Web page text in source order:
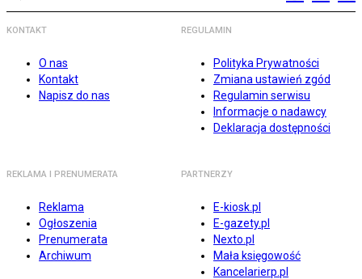
KONTAKT
O nas
Kontakt
Napisz do nas
REGULAMIN
Polityka Prywatności
Zmiana ustawień zgód
Regulamin serwisu
Informacje o nadawcy
Deklaracja dostępności
REKLAMA I PRENUMERATA
Reklama
Ogłoszenia
Prenumerata
Archiwum
PARTNERZY
E-kiosk.pl
E-gazety.pl
Nexto.pl
Mała księgowość
Kancelarierp.pl